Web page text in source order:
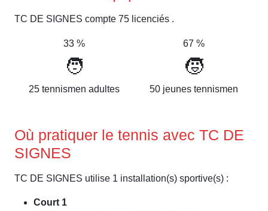
TC DE SIGNES compte 75 licenciés .
33 % 67 %
🧑 🧒
25 tennismen adultes 50 jeunes tennismen
Où pratiquer le tennis avec TC DE
SIGNES
TC DE SIGNES utilise 1 installation(s) sportive(s) :
Court 1